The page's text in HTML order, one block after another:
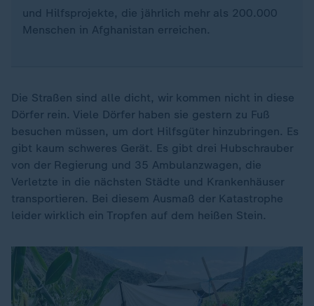
und Hilfsprojekte, die jährlich mehr als 200.000
Menschen in Afghanistan erreichen.
Die Straßen sind alle dicht, wir kommen nicht in diese
Dörfer rein. Viele Dörfer haben sie gestern zu Fuß
besuchen müssen, um dort Hilfsgüter hinzubringen. Es
gibt kaum schweres Gerät. Es gibt drei Hubschrauber
von der Regierung und 35 Ambulanzwagen, die
Verletzte in die nächsten Städte und Krankenhäuser
transportieren. Bei diesem Ausmaß der Katastrophe
leider wirklich ein Tropfen auf dem heißen Stein.